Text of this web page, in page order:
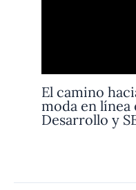
El camino
moda en línea
Desarrollo y